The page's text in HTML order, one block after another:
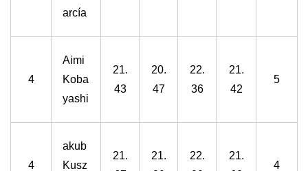
arcía
4
Aimi
Koba
yashi
21.
43
20.
47
22.
36
21.
42
5
4
akub
Kusz
21.
21.
22.
21.
4